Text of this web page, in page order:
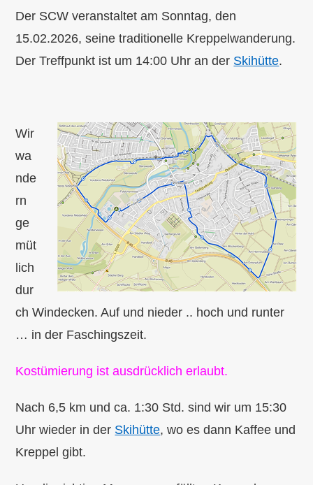
Der SCW veranstaltet am Sonntag, den
15.02.2026, seine traditionelle Kreppelwanderung.
Der Treffpunkt ist um 14:00 Uhr an der Skihütte.
Wir
wa
nde
rn
ge
müt
lich
dur
ch Windecken. Auf und nieder .. hoch und runter
… in der Faschingszeit.
Kostümierung ist ausdrücklich erlaubt.
Nach 6,5 km und ca. 1:30 Std. sind wir um 15:30
Uhr wieder in der Skihütte, wo es dann Kaffee und
Kreppel gibt.